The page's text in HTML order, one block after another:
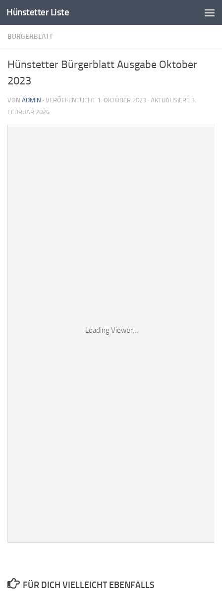
Zum Inhalt springen
Hünstetter Liste
BÜRGERBLATT
Hünstetter Bürgerblatt Ausgabe Oktober
2023
VON ADMIN · VERÖFFENTLICHT 1. OKTOBER 2023 · AKTUALISIERT 3.
FEBRUAR 2026
Loading Viewer…
FÜR DICH VIELLEICHT EBENFALLS